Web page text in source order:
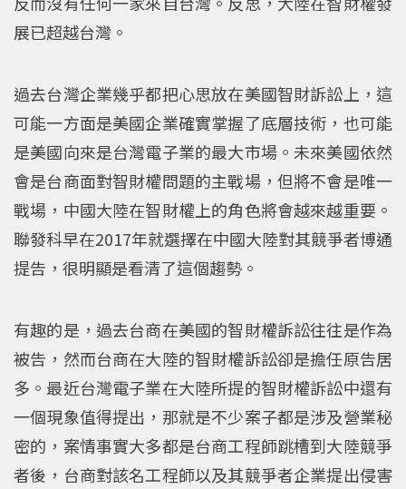
展已超越台灣。
過去台灣企業幾乎都把心思放在美國智財訴訟上，這
可能一方面是美國企業確實掌握了底層技術，也可能
是美國向來是台灣電子業的最大市場。未來美國依然
會是台商面對智財權問題的主戰場，但將不會是唯一
戰場，中國大陸在智財權上的角色將會越來越重要。
聯發科早在2017年就選擇在中國大陸對其競爭者博通
提告，很明顯是看清了這個趨勢。
有趣的是，過去台商在美國的智財權訴訟往往是作為
被告，然而台商在大陸的智財權訴訟卻是擔任原告居
多。最近台灣電子業在大陸所提的智財權訴訟中還有
一個現象值得提出，那就是不少案子都是涉及營業秘
密的，案情事實大多都是台商工程師跳槽到大陸競爭
者後，台商對該名工程師以及其競爭者企業提出侵害